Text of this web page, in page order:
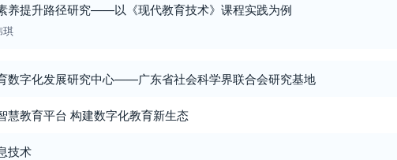
养提升路径研究——以《现代教育技术》课程实践为例
琪
数字化发展研究中心——广东省社会科学界联合会研究基地
慧教育平台 构建数字化教育新生态
技术